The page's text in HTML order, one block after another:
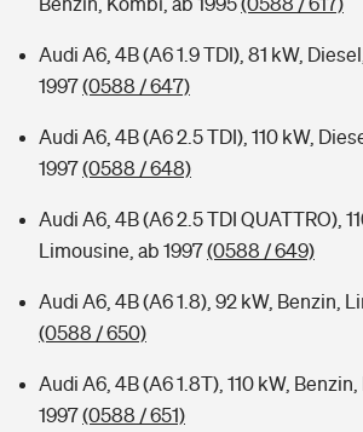
Audi A6, 4B (A6 1.9 TDI), 81 kW,
1997(0588 / 647)
Audi A6, 4B (A6 2.5 TDI), 110 kW,
1997(0588 / 648)
Audi A6, 4B (A6 2.5 TDI QUATTRO),
Limousine, ab 1997(0588 / 649)
Audi A6, 4B (A6 1.8), 92 kW, Benzin,
(0588 / 650)
Audi A6, 4B (A6 1.8T), 110 kW,
1997(0588 / 651)